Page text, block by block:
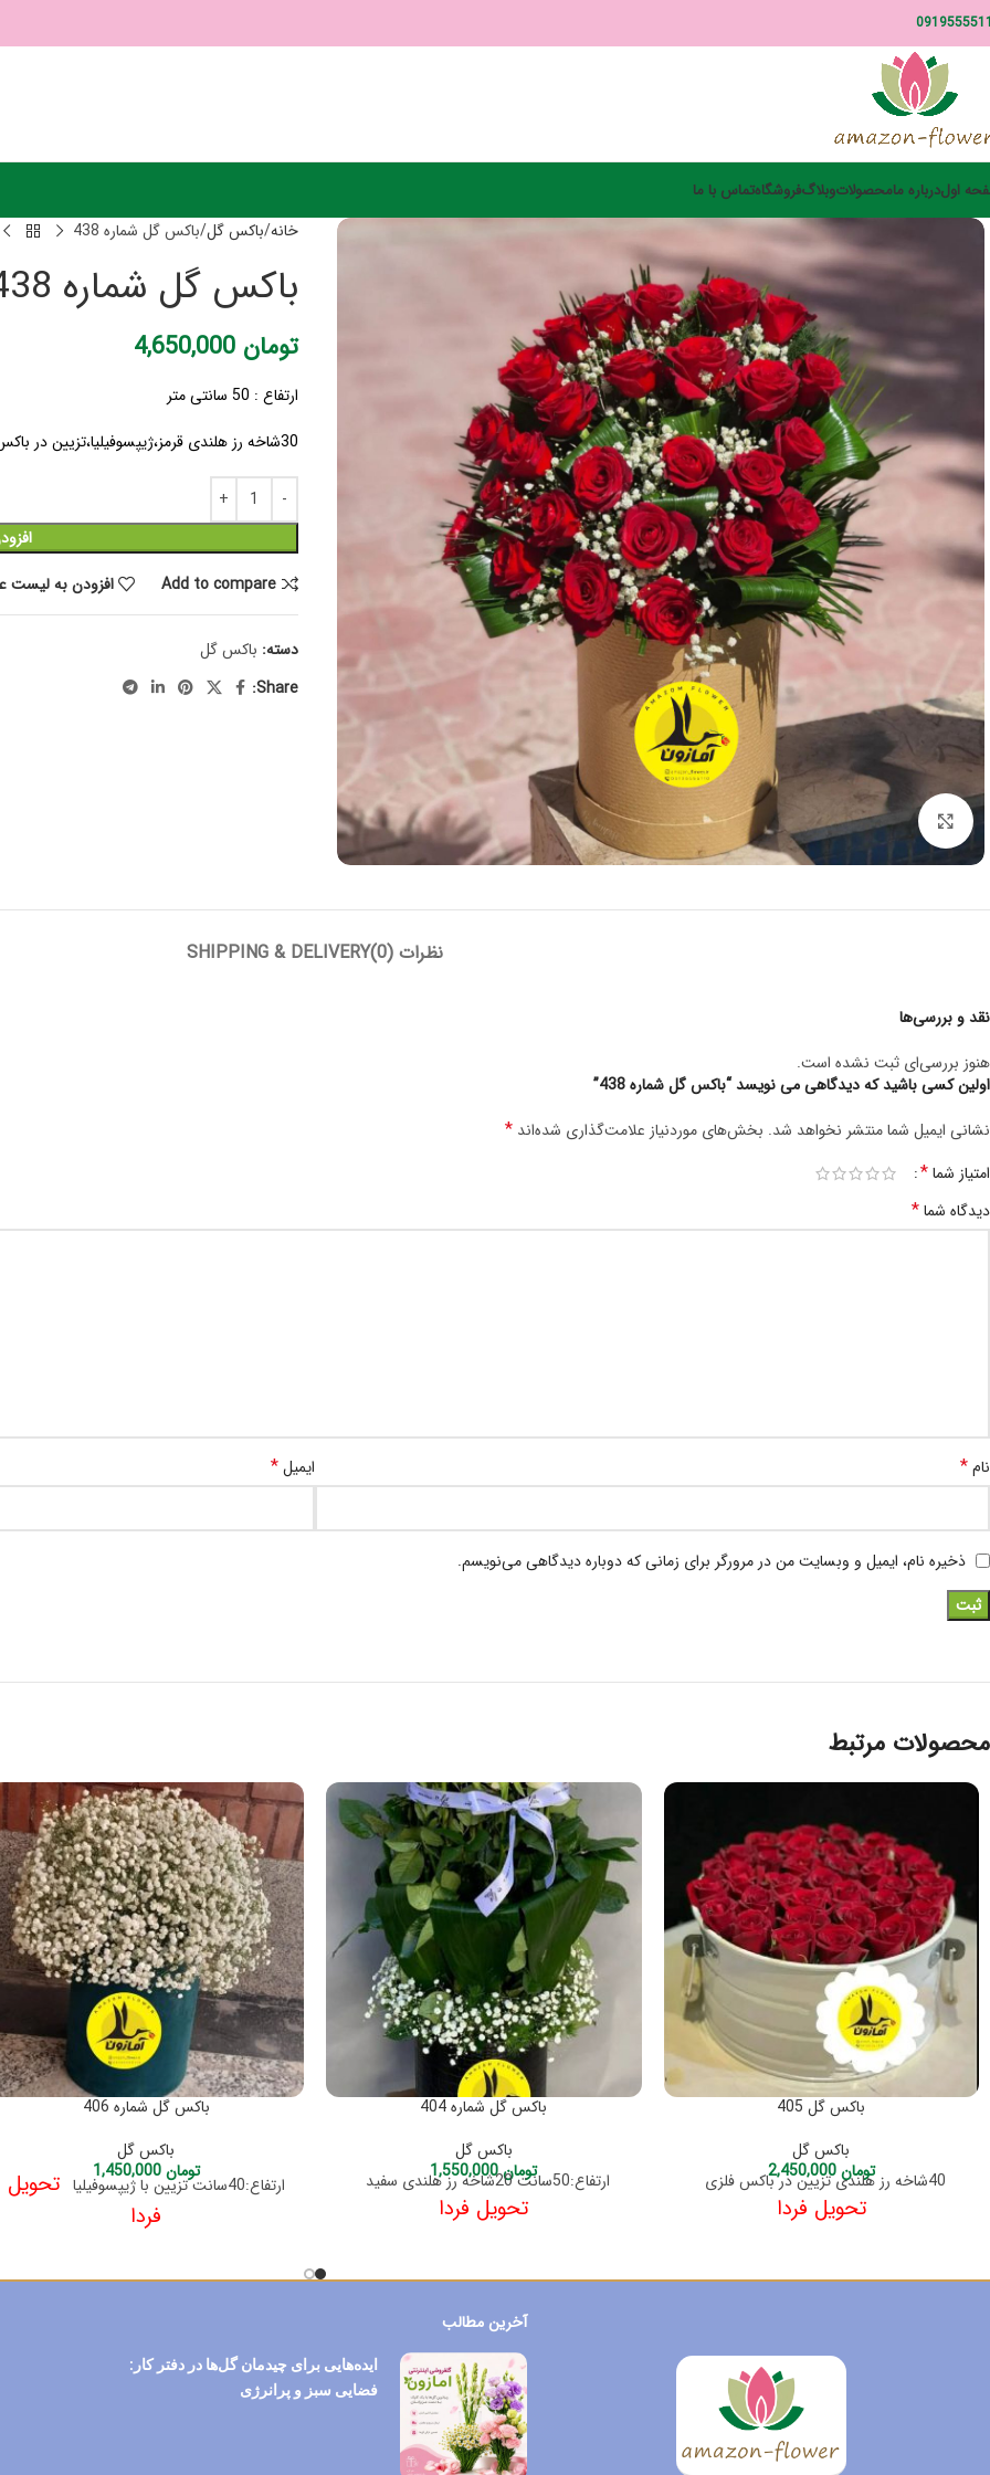
اولدرباره مامحصولاتوبلاگفروشگاهتماس با ما
برای بزرگنمایی کلیک کنید
خانه باکس گل باکس گل شماره 438
باکس گل شماره 438
تومان
ارتفاع : 50 سانتی متر
30شاخه رز هلندی قرمز،ژیپسوفیلیا،تزیین در باکس
Add to compare
افزودن به لیست
دسته: باکس گل
Share:
نظرات (0) SHIPPING & DELIVERY
نقد و بررسی‌ها
هنوز بررسی‌ای ثبت نشده است.
اولین کسی باشید که دیدگاهی می نویسد “باکس گل شماره 438”
نشانی ایمیل شما منتشر نخواهد شد. بخش‌های موردنیاز علامت‌گذاری شده‌اند *
امتیاز شما*
دیدگاه شما*
نام* ایمیل*
ذخیره نام، ایمیل و وبسایت من در مرورگر برای زمانی که دوباره دیدگاهی می‌نویسم.
محصولات مرتبط
باکس گل 405
باکس گل
تومان2,450,000 40شاخه رز هلندی تزیین در باکس فلزی
تحویل فردا
باکس گل شماره 404
باکس گل
تومان1,550,000 ارتفاع:50سانت 20شاخه رز هلندی سفید
تحویل فردا
باکس گل شماره 406
باکس گل
تومان1,450,000
ارتفاع:40سانت تزیین با ژیپسوفیلیا
تحویل
فردا
آخرین مطالب
ایده‌هایی برای چیدمان گل‌ها در دفتر کار:
فضایی سبز و پرانرژی